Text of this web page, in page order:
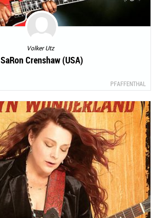
Volker Utz
SaRon Crenshaw (USA)
PFAFFENTHAL